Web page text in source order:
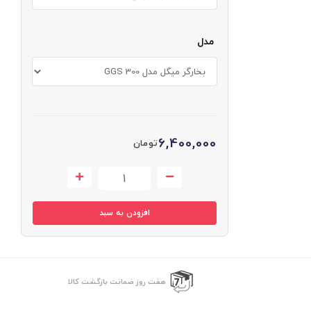
مدل
6,400,000تومان
افزودن به سبد
هفت روز ضمانت بازگشت کالا